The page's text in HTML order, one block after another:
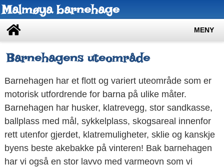
Malmøya barnehage
MENY
Barnehagens uteområde
Barnehagen har et flott og variert uteområde som er
motorisk utfordrende for barna på ulike måter.
Barnehagen har husker, klatrevegg, stor sandkasse,
ballplass med mål, sykkelplass, skogsareal innenfor
rett utenfor gjerdet, klatremuligheter, sklie og kanskje
byens beste akebakke på vinteren! Bak barnehagen
har vi også en stor lavvo med varmeovn som vi